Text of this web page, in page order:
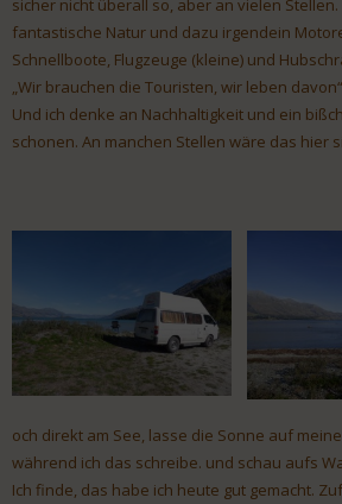
sicher nicht überall so, aber an vielen
fantastische Natur und dazu irgendein
Schnellboote, Flugzeuge (kleine) und
„Wir brauchen die Touristen, wir leben
Und ich denke an Nachhaltigkeit und ein
schonen. An manchen Stellen wäre das hier
och direkt am See, lasse die Sonne auf
während ich das schreibe. und schau aufs
Ich finde, das habe ich heute gut gemacht.